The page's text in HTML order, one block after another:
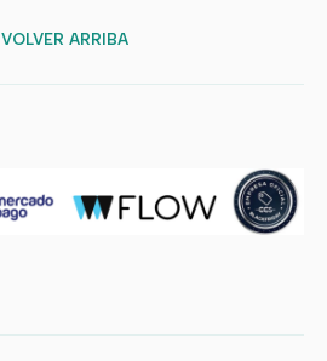
VOLVER ARRIBA